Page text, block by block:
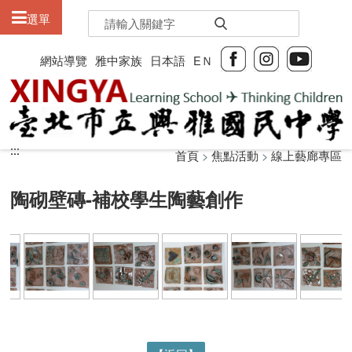
網站導覽 雅中家族 日本語 EＮ
選單
:::
:::
陶砌壁磚-補校學生陶藝創作
首頁>焦點活動>線上藝廊專區